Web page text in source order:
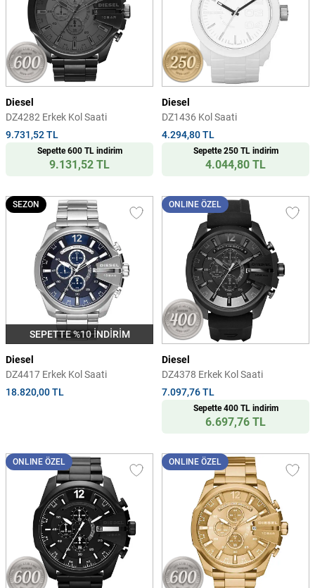
Diesel
DZ4282 Erkek Kol Saati
9.731,52 TL
Sepette 600 TL indirim
9.131,52 TL
Diesel
DZ1436 Kol Saati
4.294,80 TL
Sepette 250 TL indirim
4.044,80 TL
SEPETTE %10 İNDİRİM
SEZON
Diesel
DZ4417 Erkek Kol Saati
18.820,00 TL
ONLINE ÖZEL
Diesel
DZ4378 Erkek Kol Saati
7.097,76 TL
Sepette 400 TL indirim
6.697,76 TL
ONLINE ÖZEL ONLINE ÖZEL